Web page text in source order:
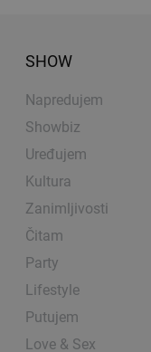
SHOW
Napredujem
Showbiz
Uređujem
Kultura
Zanimljivosti
Čitam
Party
Lifestyle
Putujem
Love & Sex